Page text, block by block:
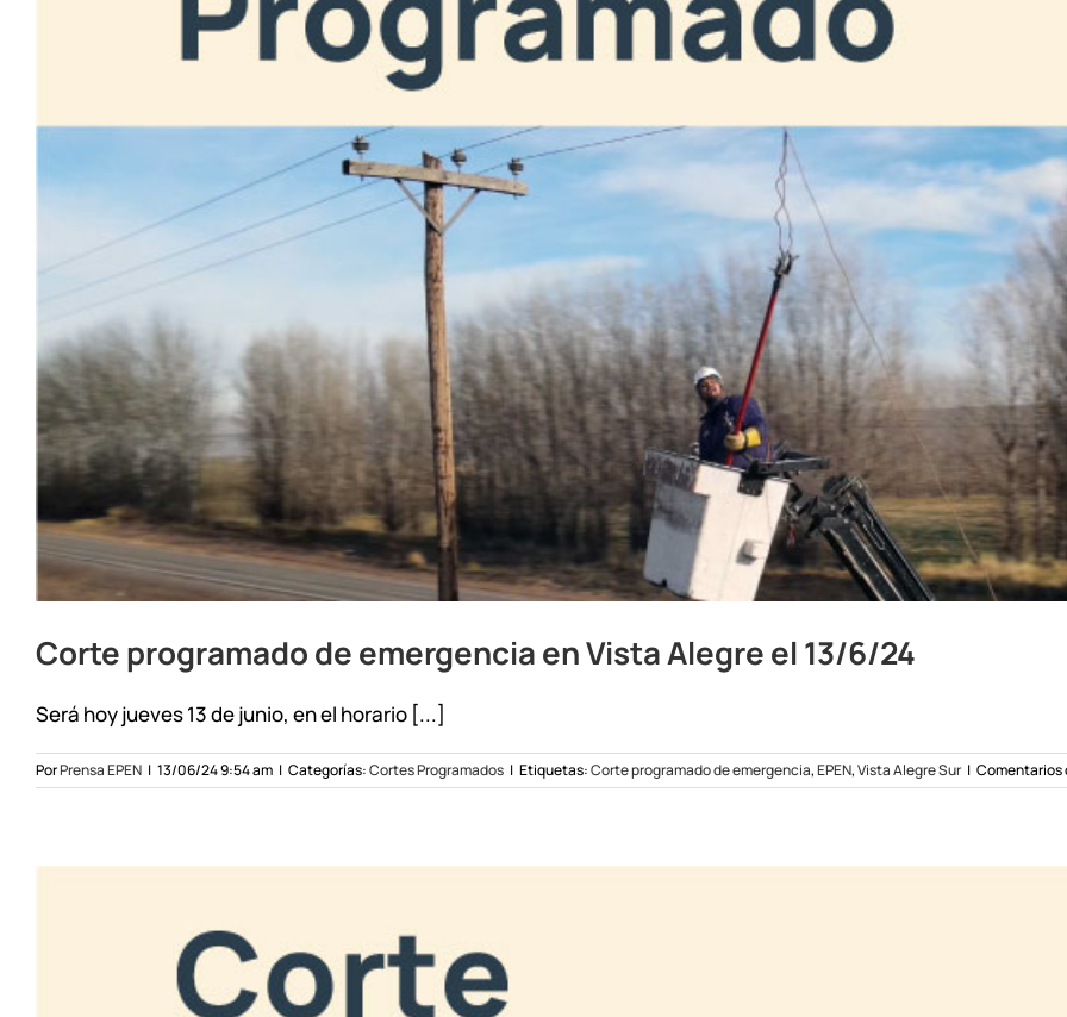
Corte programado de emergencia en Vista Alegre el 13/6/24
Será hoy jueves 13 de junio, en el horario [...]
PorPrensa EPEN | 13/06/24 9:54 am | Categorías:Cortes Programados | Etiquetas:Corte programado de emergencia,EPEN,Vista Alegre Sur | Comentarios